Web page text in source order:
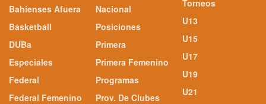
Bahienses Afuera
Basketball
DUBa
Especiales
Federal
Federal Femenino
Nacional
Posiciones
Primera
Primera Femenino
Programas
Prov. De Clubes
Torneos
U13
U15
U17
U19
U21